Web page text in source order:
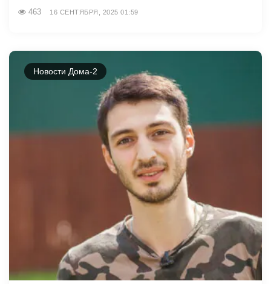
463 16 СЕНТЯБРЯ, 2025 01:59
Новости Дома-2